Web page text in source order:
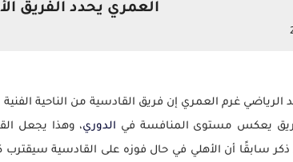
العمري يحدد الفريق
الرياضي غرم العمري إن فريق القادسية من الناحية
يعكس مستوى المنافسة في الدوري، وهذا يجعل
ذكر سابقًا أن الأهلي في حال فوزه على القادسية